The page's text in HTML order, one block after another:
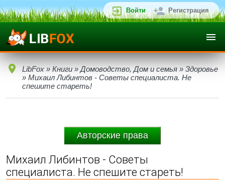
Войти Регистрация
LibFox » Книги » Домоводство, Дом и семья » Здоровье
» Михаил Либинтов - Советы специалиста. Не
спешите стареть!
Авторские права
Михаил Либинтов - Советы
специалиста. Не спешите стареть!